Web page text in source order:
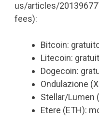
us/articles/
fees):
Bitcoin:
Litecoin:
Dogecoin:
Ondulazione
Stellar/Lumen
Etere (ETH):